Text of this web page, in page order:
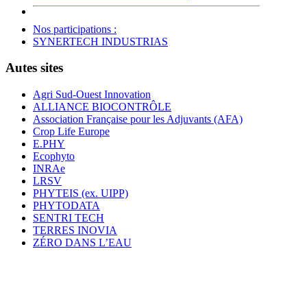
Nos participations :
SYNERTECH INDUSTRIAS
Autes sites
Agri Sud-Ouest Innovation
ALLIANCE BIOCONTRÔLE
Association Française pour les Adjuvants (AFA)
Crop Life Europe
E.PHY
Ecophyto
INRAe
LRSV
PHYTEIS (ex. UIPP)
PHYTODATA
SENTRI TECH
TERRES INOVIA
ZÉRO DANS L’EAU